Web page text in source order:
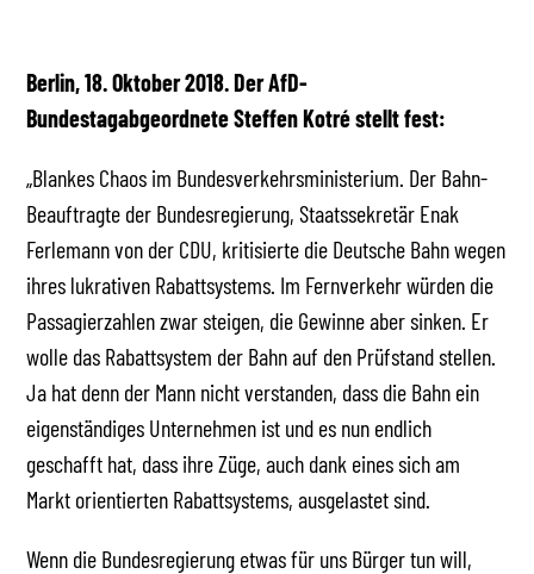
STELLENPORTAL
MEDIATHEK
Berlin, 18. Oktober 2018. Der AfD-
Bundestagabgeordnete Steffen Kotré stellt fest:
„Blankes Chaos im Bundesverkehrsministerium. Der Bahn-
Beauftragte der Bundesregierung, Staatssekretär Enak
Ferlemann von der CDU, kritisierte die Deutsche Bahn wegen
ihres lukrativen Rabattsystems. Im Fernverkehr würden die
Passagierzahlen zwar steigen, die Gewinne aber sinken. Er
wolle das Rabattsystem der Bahn auf den Prüfstand stellen.
Ja hat denn der Mann nicht verstanden, dass die Bahn ein
eigenständiges Unternehmen ist und es nun endlich
geschafft hat, dass ihre Züge, auch dank eines sich am
Markt orientierten Rabattsystems, ausgelastet sind.
Wenn die Bundesregierung etwas für uns Bürger tun will,